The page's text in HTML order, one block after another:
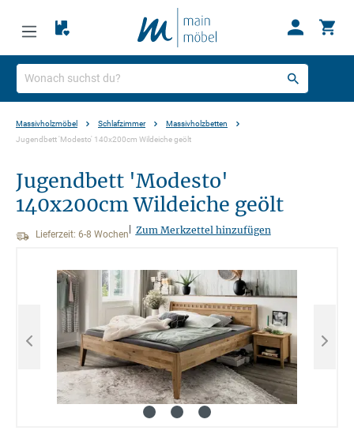
Massivholzmöbel Schlafzimmer
Massivholzbetten
Jugendbett 'Modesto' 140x200cm Wildeiche geölt
Jugendbett 'Modesto'
140x200cm Wildeiche geölt
Lieferzeit: 6-8 Wochen Zum Merkzettel hinzufügen